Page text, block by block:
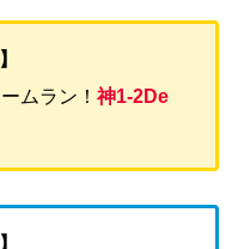
ムラン！神1-2De